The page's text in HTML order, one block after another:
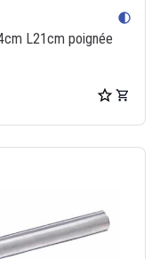
contrast
L21cm poignée